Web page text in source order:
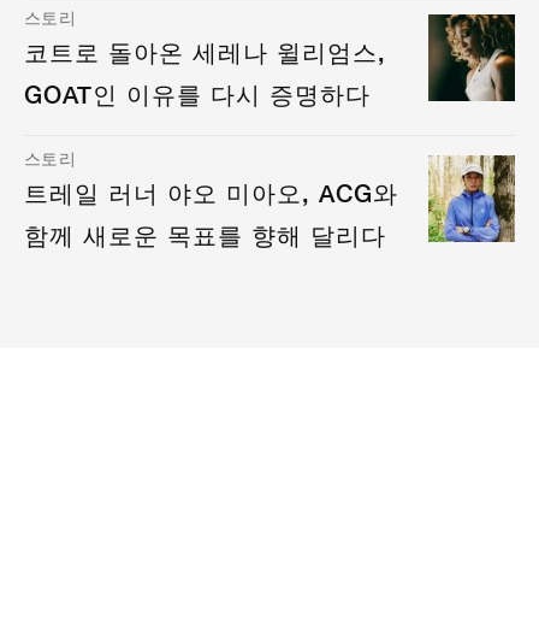
스토리
코트로 돌아온 세레나 윌리엄스,
GOAT인 이유를 다시 증명하다
스토리
트레일 러너 야오 미아오, ACG와
함께 새로운 목표를 향해 달리다